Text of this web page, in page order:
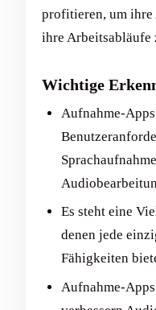
profitieren, um ihre
ihre Arbeitsabläufe
Wichtige
Aufnahme-
Es steht eine
denen jede
Fähigkeiten
Aufnahme-